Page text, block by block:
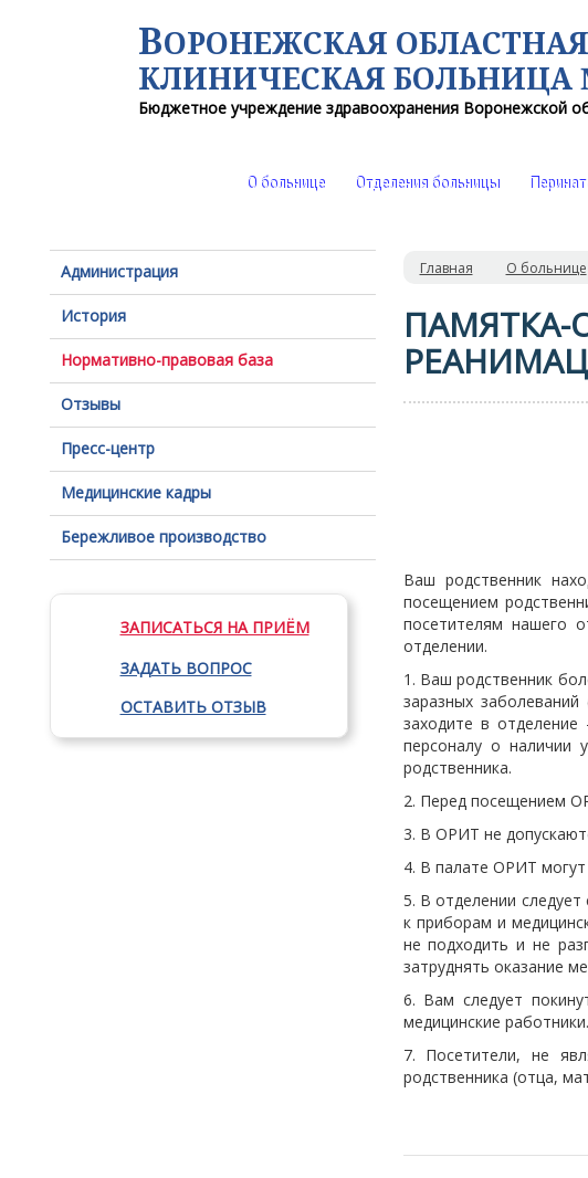
ВОРОНЕЖСКАЯ ОБЛАСТНАЯ
КЛИНИЧЕСКАЯ БОЛЬНИЦА
Бюджетное учреждение здравоохранения Воронежской
О больнице Отделения больницы
Администрация
История
Нормативно-правовая база
Отзывы
Пресс-центр
Медицинские кадры
Бережливое производство
ЗАПИСАТЬСЯ НА ПРИЁМ
ЗАДАТЬ ВОПРОС
ОСТАВИТЬ ОТЗЫВ
Главная О больнице
ПАМЯТКА-
Ваш родственник
посещением
посетителям нашего
отделении.
1. Ваш родственник
заразных
заходите в
персоналу о наличии
родственника.
2. Перед посещением
3. В ОРИТ не
4. В палате ОРИТ
5. В отделении
к приборам и
не подходить и не
затруднять оказание
6. Вам следует
медицинские работники.
7. Посетители, не
родственника (отца,